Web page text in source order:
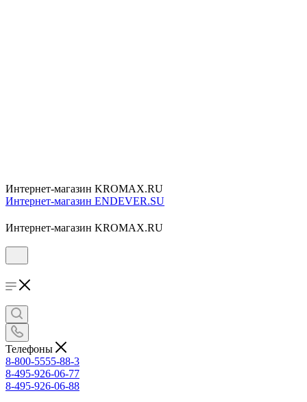
Интернет-магазин KROMAX.RU
Интернет-магазин ENDEVER.SU
Интернет-магазин KROMAX.RU
Телефоны
8-800-5555-88-3
8-495-926-06-77
8-495-926-06-88